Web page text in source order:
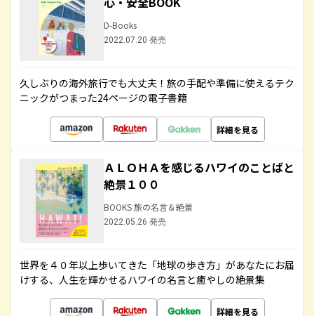
D-Books
2022.07.20 発売
久しぶりの海外旅行でも大丈夫！旅の手配や準備に使えるテク
ニックがつまった24ページの電子書籍
詳細を見る
ＡＬＯＨＡを感じるハワイのことばと
絶景１００
BOOKS 旅の名言＆絶景
2022.05.26 発売
世界を４０年以上歩いてきた「地球の歩き方」があなたにお届
けする、人生を輝かせるハワイの名言と癒やしの絶景集
詳細を見る